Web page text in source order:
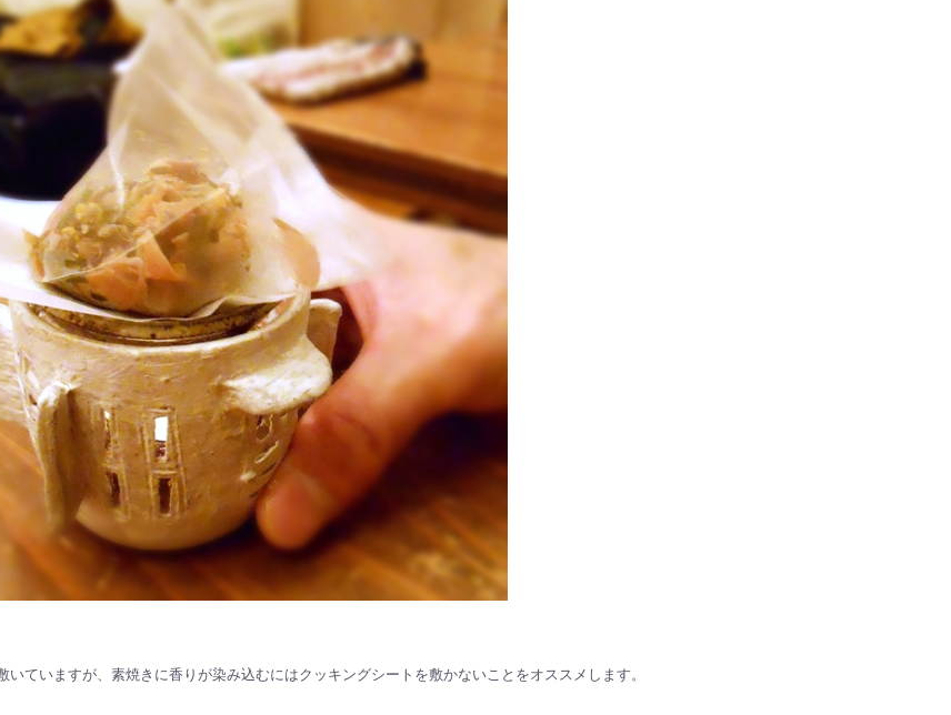
ていますが、素焼きに香りが染み込むにはクッキングシートを敷かないことをオススメします。